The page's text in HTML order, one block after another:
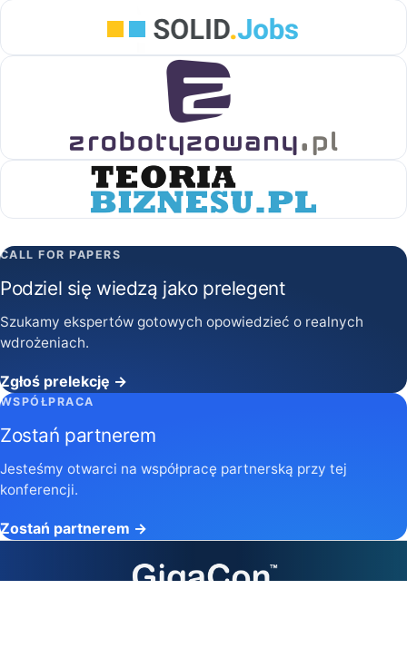
CALL FOR PAPERS
Podziel się wiedzą jako prelegent
Szukamy ekspertów gotowych opowiedzieć o realnych
wdrożeniach.
Zgłoś prelekcję →
WSPÓŁPRACA
Zostań partnerem
Jesteśmy otwarci na współpracę partnerską przy tej
konferencji.
Zostań partnerem →